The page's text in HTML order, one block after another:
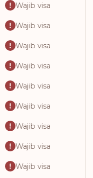
Wajib visa
Wajib visa
Wajib visa
Wajib visa
Wajib visa
Wajib visa
Wajib visa
Wajib visa
Wajib visa